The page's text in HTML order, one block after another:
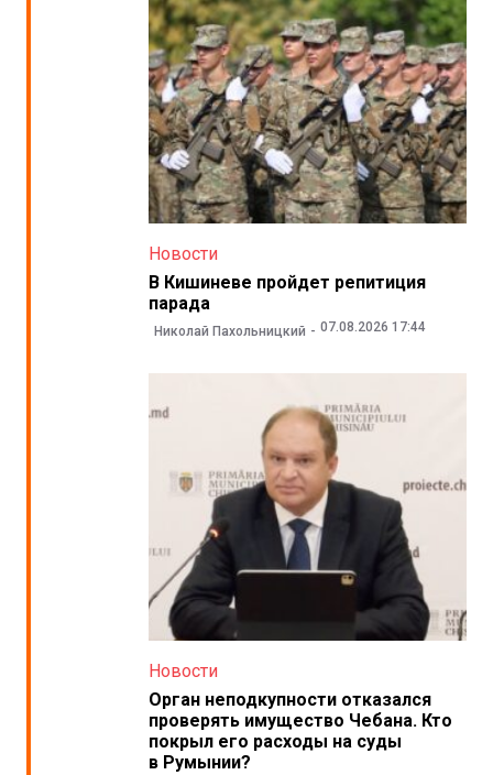
Новости
В Кишиневе пройдет репитиция
парада
Николай Пахольницкий 07.08.2026 17:44
Новости
Орган неподкупности отказался
проверять имущество Чебана. Кто
покрыл его расходы на суды
в Румынии?